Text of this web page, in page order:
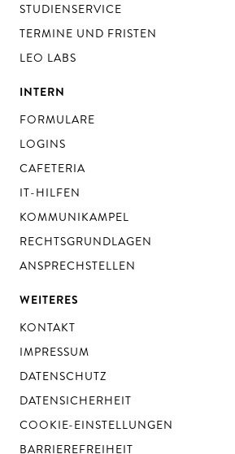
STUDIENSERVICE
TERMINE UND FRISTEN
LEO LABS
INTERN
FORMULARE
LOGINS
CAFETERIA
IT-HILFEN
KOMMUNIKAMPEL
RECHTSGRUNDLAGEN
ANSPRECHSTELLEN
WEITERES
KONTAKT
IMPRESSUM
DATENSCHUTZ
DATENSICHERHEIT
COOKIE-EINSTELLUNGEN
BARRIEREFREIHEIT